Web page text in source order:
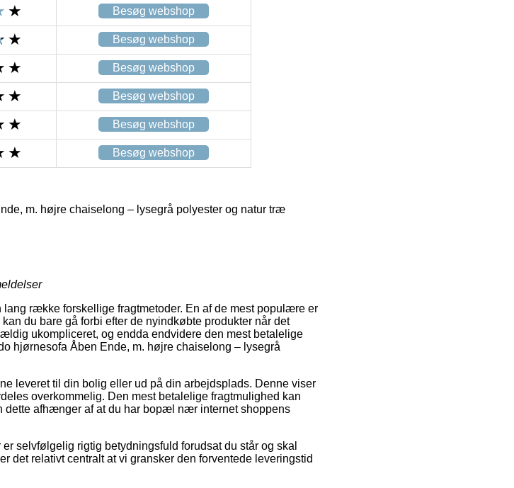
Besøg webshop
Besøg webshop
Besøg webshop
Besøg webshop
Besøg webshop
Besøg webshop
m. højre chaiselong – lysegrå polyester og natur træ
række forskellige fragtmetoder. En af de mest populære er
du bare gå forbi efter de nyindkøbte produkter når det
ukompliceret, og endda endvidere den mest betalelige
hjørnesofa Åben Ende, m. højre chaiselong – lysegrå
leveret til din bolig eller ud på din arbejdsplads. Denne viser
overkommelig. Den mest betalelige fragtmulighed kan
dette afhænger af at du har bopæl nær internet shoppens
selvfølgelig rigtig betydningsfuld forudsat du står og skal
det relativt centralt at vi gransker den forventede leveringstid